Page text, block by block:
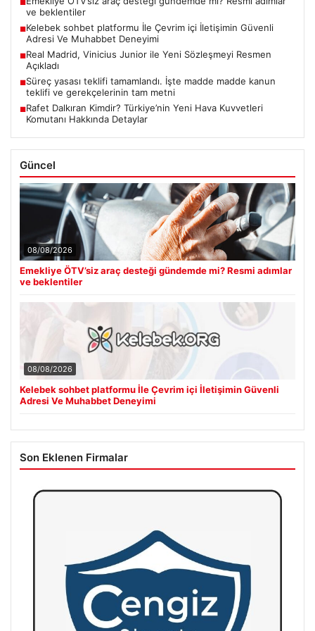
■
ve beklentiler
■Kelebek sohbet platformu İle Çevrim içi İletişimin Güvenli
Adresi Ve Muhabbet Deneyimi
■Real Madrid, Vinicius Junior ile Yeni Sözleşmeyi Resmen
Açıkladı
■Süreç yasası teklifi tamamlandı. İşte madde madde kanun
teklifi ve gerekçelerinin tam metni
■Rafet Dalkıran Kimdir? Türkiye’nin Yeni Hava Kuvvetleri
Komutanı Hakkında Detaylar
Güncel
08/08/2026
Emekliye ÖTV’siz araç desteği gündemde mi? Resmi adımlar
ve beklentiler
08/08/2026
Kelebek sohbet platformu İle Çevrim içi İletişimin Güvenli
Adresi Ve Muhabbet Deneyimi
Son Eklenen Firmalar